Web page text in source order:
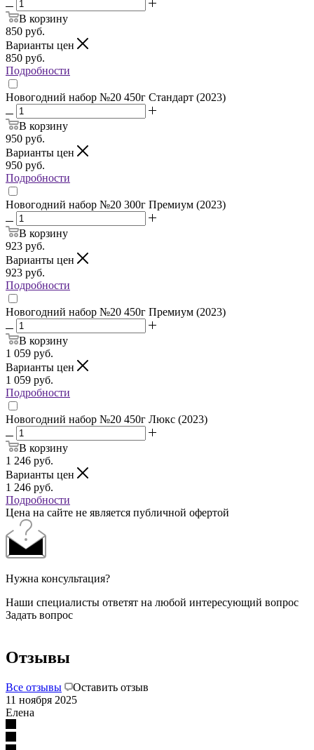
В корзину
850 руб.
Варианты цен
850 руб.
Подробности
Новогодний набор №20 450г Стандарт (2023)
В корзину
950 руб.
Варианты цен
950 руб.
Подробности
Новогодний набор №20 300г Премиум (2023)
В корзину
923 руб.
Варианты цен
923 руб.
Подробности
Новогодний набор №20 450г Премиум (2023)
В корзину
1 059 руб.
Варианты цен
1 059 руб.
Подробности
Новогодний набор №20 450г Люкс (2023)
В корзину
1 246 руб.
Варианты цен
1 246 руб.
Подробности
Цена на сайте не является публичной офертой
Нужна консультация?
Наши специалисты ответят на любой интересующий вопрос
Задать вопрос
Отзывы
Все отзывы
Оставить отзыв
11 ноября 2025
Елена